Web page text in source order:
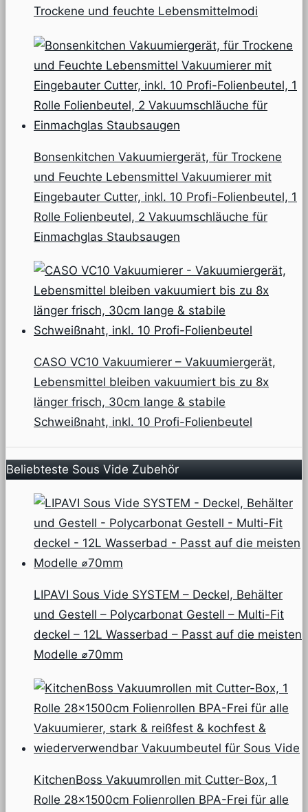
Trockene und feuchte Lebensmittelmodi
Bonsenkitchen Vakuumiergerät, für Trockene
und Feuchte Lebensmittel Vakuumierer mit
Eingebauter Cutter, inkl. 10 Profi-Folienbeutel, 1
Rolle Folienbeutel, 2 Vakuumschläuche für
Einmachglas Staubsaugen
CASO VC10 Vakuumierer – Vakuumiergerät,
Lebensmittel bleiben vakuumiert bis zu 8x
länger frisch, 30cm lange & stabile
Schweißnaht, inkl. 10 Profi-Folienbeutel
Beliebteste Sous Vide Zubehör
LIPAVI Sous Vide SYSTEM – Deckel, Behälter
und Gestell – Polycarbonat Gestell – Multi-Fit
deckel – 12L Wasserbad – Passt auf die meisten
Modelle ⌀70mm
KitchenBoss Vakuumrollen mit Cutter-Box, 1
Rolle 28x1500cm Folienrollen BPA-Frei für alle